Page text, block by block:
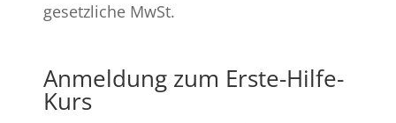
gesetzliche MwSt.
Anmeldung zum Erste-Hilfe-
Kurs